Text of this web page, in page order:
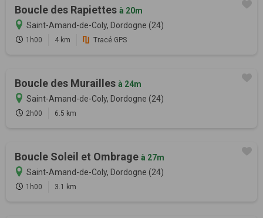
Boucle des Rapiettes à 20m
Saint-Amand-de-Coly, Dordogne (24)
1h00 4 km Tracé GPS
Boucle des Murailles à 24m
Saint-Amand-de-Coly, Dordogne (24)
2h00 6.5 km
Boucle Soleil et Ombrage à 27m
Saint-Amand-de-Coly, Dordogne (24)
1h00 3.1 km